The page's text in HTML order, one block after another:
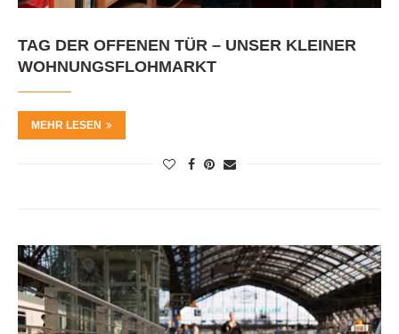
TAG DER OFFENEN TÜR – UNSER KLEINER
WOHNUNGSFLOHMARKT
MEHR LESEN